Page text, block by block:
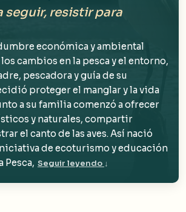
seguir, resistir para
económica y ambiental
cambios en la pesca y el entorno,
pescadora y guía de su
proteger el manglar y la vida
a su familia comenzó a ofrecer
y naturales, compartir
el canto de las aves. Así nació
de ecoturismo y educación
Pesca, Seguir leyendo ↓